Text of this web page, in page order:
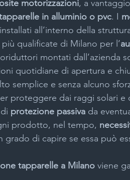
Motorizzazione tapparelle Milano
Milano Negozio chiavi e
a Milano Porte sezionali
blindate Milano Serrande
motorizzazioni, a
in alluminio o pvc. I
all’interno della
qualificate di Milano per l’
montati dall’azienda
quotidiane di apertura e
semplice e senza alcuno
proteggere dai raggi solari e
protezione passiva da
prodotto, nel tempo,
di capire se essa può
tapparelle a Milano viene